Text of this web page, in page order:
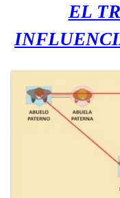
EL